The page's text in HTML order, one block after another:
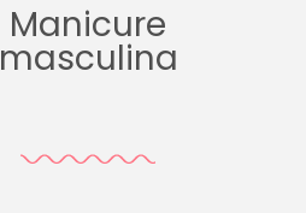
Manicure
masculina